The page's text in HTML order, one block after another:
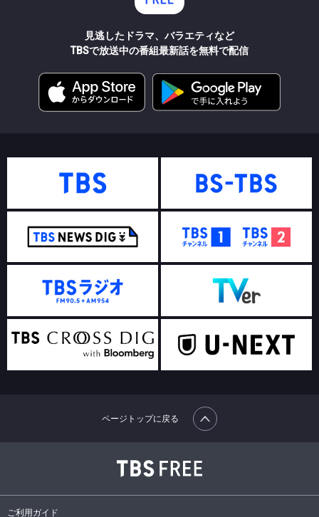
見逃したドラマ、バラエティなど
TBSで放送中の番組最新話を無料で配信
ご利用ガイド
ページトップに戻る